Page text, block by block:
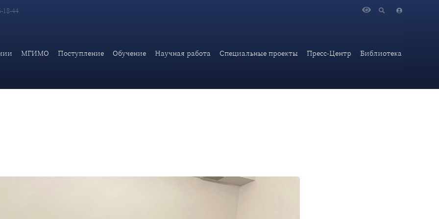
18-44
МГИМО Поступление Обучение Научная работа Специальные проекты Пресс-Центр Библиотека
комитета Дипломатической академии МИД России состоялась тематическая встреча со студентами из Краснодарского края